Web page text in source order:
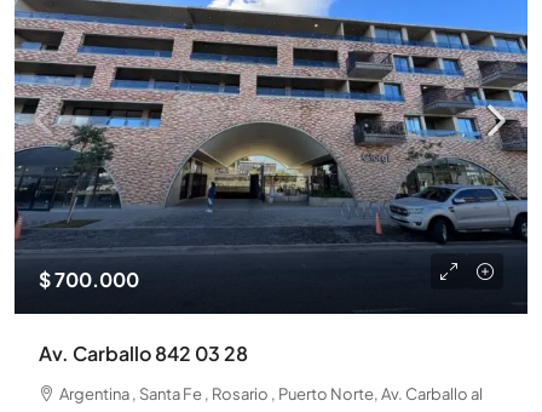
$ 700.000
Av. Carballo 842 03 28
Argentina , Santa Fe , Rosario , Puerto Norte, Av. Carballo al